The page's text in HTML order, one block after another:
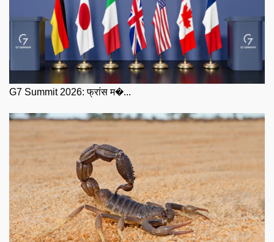
G7 Summit 2026: फ्रांस म�...